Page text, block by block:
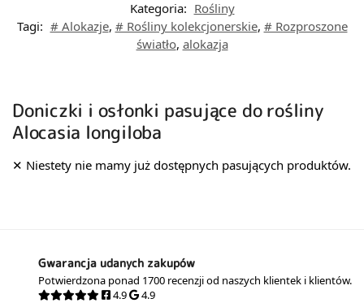
Kategoria: Rośliny
Tagi: # Alokazje, # Rośliny kolekcjonerskie, # Rozproszone
światło, alokazja
Doniczki i osłonki pasujące do rośliny
Alocasia longiloba
Gwarancja udanych zakupów
Potwierdzona ponad 1700 recenzji od naszych klientek i klientów.
4.9
4.9